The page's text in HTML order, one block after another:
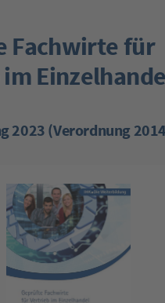
Fachwirte für
2023 (Verordnung